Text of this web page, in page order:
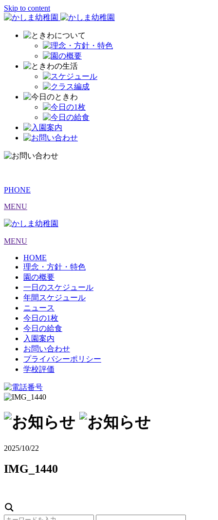
Skip to content
PHONE
MENU
MENU
HOME
理念・方針・特色
園の概要
一日のスケジュール
年間スケジュール
ニュース
今日の1枚
今日の給食
入園案内
お問い合わせ
プライバシーポリシー
学校評価
2025/10/22
IMG_1440